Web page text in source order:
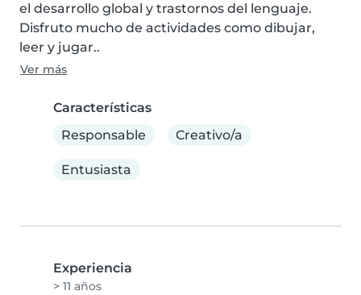
el desarrollo global y trastornos del lenguaje.
Disfruto mucho de actividades como dibujar,
leer y jugar..
Ver más
Características
Responsable
Creativo/a
Entusiasta
Experiencia
> 11 años